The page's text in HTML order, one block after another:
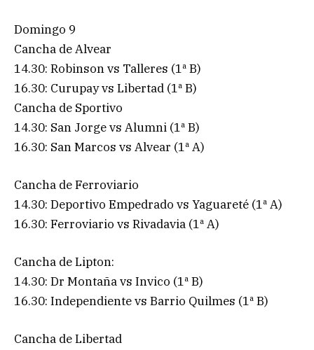
Domingo 9
Cancha de Alvear
14.30: Robinson vs Talleres (1ª B)
16.30: Curupay vs Libertad (1ª B)
Cancha de Sportivo
14.30: San Jorge vs Alumni (1ª B)
16.30: San Marcos vs Alvear (1ª A)
Cancha de Ferroviario
14.30: Deportivo Empedrado vs Yaguareté (1ª A)
16.30: Ferroviario vs Rivadavia (1ª A)
Cancha de Lipton:
14.30: Dr Montaña vs Invico (1ª B)
16.30: Independiente vs Barrio Quilmes (1ª B)
Cancha de Libertad